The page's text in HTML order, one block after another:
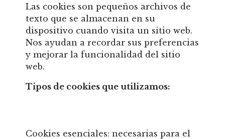
Las cookies son pequeños archivos de
texto que se almacenan en su
dispositivo cuando visita un sitio web.
Nos ayudan a recordar sus preferencias
y mejorar la funcionalidad del sitio
web.
Tipos de cookies que utilizamos:
Cookies esenciales: necesarias para el